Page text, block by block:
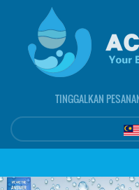
TINGGALKAN